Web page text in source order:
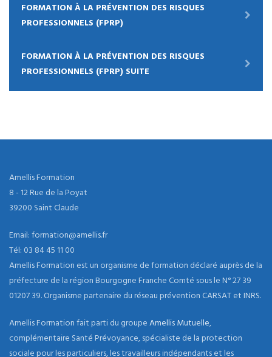
FORMATION À LA PRÉVENTION DES RISQUES
PROFESSIONNELS (FPRP)
FORMATION À LA PRÉVENTION DES RISQUES
PROFESSIONNELS (FPRP) SUITE
Amellis Formation
8 - 12 Rue de la Poyat
39200 Saint Claude
Email: formation@amellis.fr
Tél: 03 84 45 11 00
Amellis Formation est un organisme de formation déclaré auprès de la
préfecture de la région Bourgogne Franche Comté sous le N° 27 39
01207 39. Organisme partenaire du réseau prévention CARSAT et INRS.
Amellis Formation fait parti du groupeAmellis Mutuelle,
complémentaire Santé Prévoyance, spécialiste de la protection
sociale pour les particuliers, les travailleurs indépendants et les